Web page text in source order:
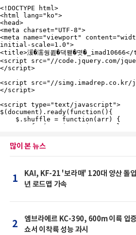
많이 본 뉴스
1
KAI, KF-21 '보라매' 120대 양산 돌
년 로드맵 가속
2
엠브라에르 KC-390, 600m 이륙 입
쇼서 이착륙 성능 과시